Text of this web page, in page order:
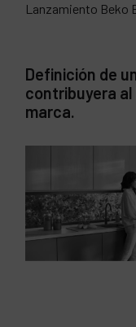
Lanzamiento Beko
Definición de
contribuyera al
marca.